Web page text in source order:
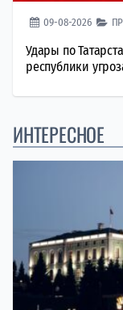
09-08-2026
Удары по
республики
ИНТЕРЕСНОЕ